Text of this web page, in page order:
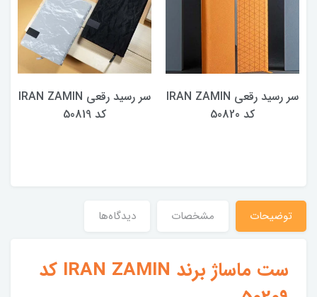
سر رسید رقعی IRAN ZAMIN
کد 50820
سر رسید رقعی IRAN ZAMIN
کد 50819
توضیحات مشخصات دیدگاه‌ها
ست ماساژ برند IRAN ZAMIN کد